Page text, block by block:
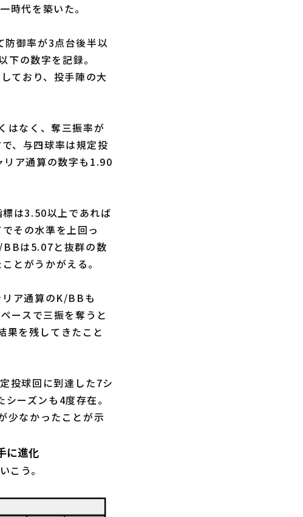
時代を築いた。
御率が3点台後半以
の数字を記録。
ており、投手陣の大
はなく、奪三振率が
、与四球率は規定投
リア通算の数字も1.90
は3.50以上であれば
その水準を上回っ
BBは5.07と抜群の数
とがうかがえる。
ア通算のK/BBも
ースで三振を奪うと
果を残してきたこと
投球回に到達した7シ
ーズンも4度存在。
少なかったことが示
に進化
う。